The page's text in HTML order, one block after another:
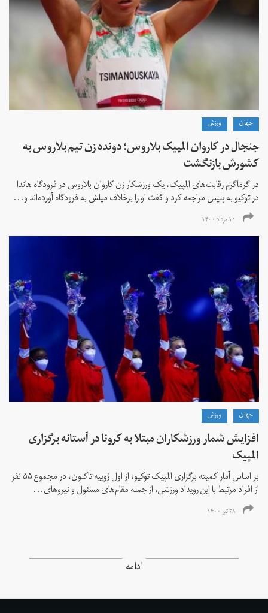
جهان ورزش
جنجال در کاروان المپیک بلاروس؛ دونده زن تیم بلاروس به
کشورش بازنگشت
در گرماگرم رقابت‌های المپیک، یک ورزشکار زن کاروان بلاروس در فرودگاه هاندا
در توکیو به پلیس مراجعه کرد و گفت او را برخلاف میلش به فرودگاه آورده‌اند و...
۱۱ مرداد ۱۴۰۰
جهان ورزش
افزایش شمار ورزشکاران مبتلا به کرونا در آستانه برگزاری
المپیک
بر اساس آمار کمیته برگزاری المپیک توکیو، از اول ژوییه تاکنون، در مجموع ۵۵ نفر
از افراد مرتبط با این رویداد ورزشی، از جمله مقام‌های مسئول و نیروهای...
۲۸ تیر ۱۴۰۰
ادامه